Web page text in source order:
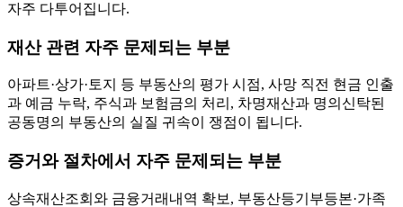
자주 다투어집니다.
재산 관련 자주 문제되는 부분
아파트·상가·토지 등 부동산의 평가 시점, 사망 직전 현금 인출
과 예금 누락, 주식과 보험금의 처리, 차명재산과 명의신탁된
공동명의 부동산의 실질 귀속이 쟁점이 됩니다.
증거와 절차에서 자주 문제되는 부분
상속재산조회와 금융거래내역 확보, 부동산등기부등본·가족